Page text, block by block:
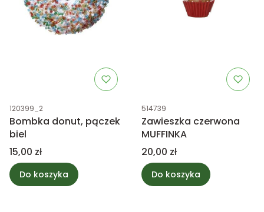
Kod produktu
120399_2
Bombka donut, pączek
biel
Cena
15,00 zł
Do koszyka
Kod produktu
514739
Zawieszka czerwona
MUFFINKA
Cena
20,00 zł
Do koszyka